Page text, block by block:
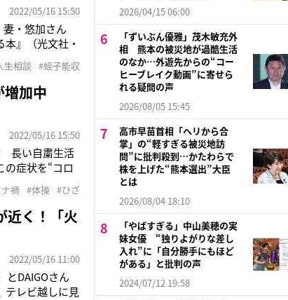
2022/05/16 15:50
・悠加さん
』（光文社・
人と話を
生相談 #蛭子能収
加中
2022/05/16 15:50
長い自粛生活
症状を“コロ
禍 #体操 #ひざ
近く！「火
2022/05/16 11:00
とDAIGOさん
テレビ越しに見
2026/04/15 06:00
「ずいぶん優雅」茂木敏充外
相 熊本の被災地が過酷生活
のなか…外遊先からの“コー
ヒーブレイク動画”に寄せら
れる疑問の声
2026/08/05 15:45
高市早苗首相「ヘリから合
掌」の“軽すぎる被災地訪
問”に批判殺到…かたわらで
株を上げた“熊本選出”大臣
とは
2026/08/04 18:10
「やばすぎる」中山美穂の実
妹女優 “独りよがりな差し
入れ”に「自分勝手にもほど
がある」と批判の声
2024/07/12 19:58